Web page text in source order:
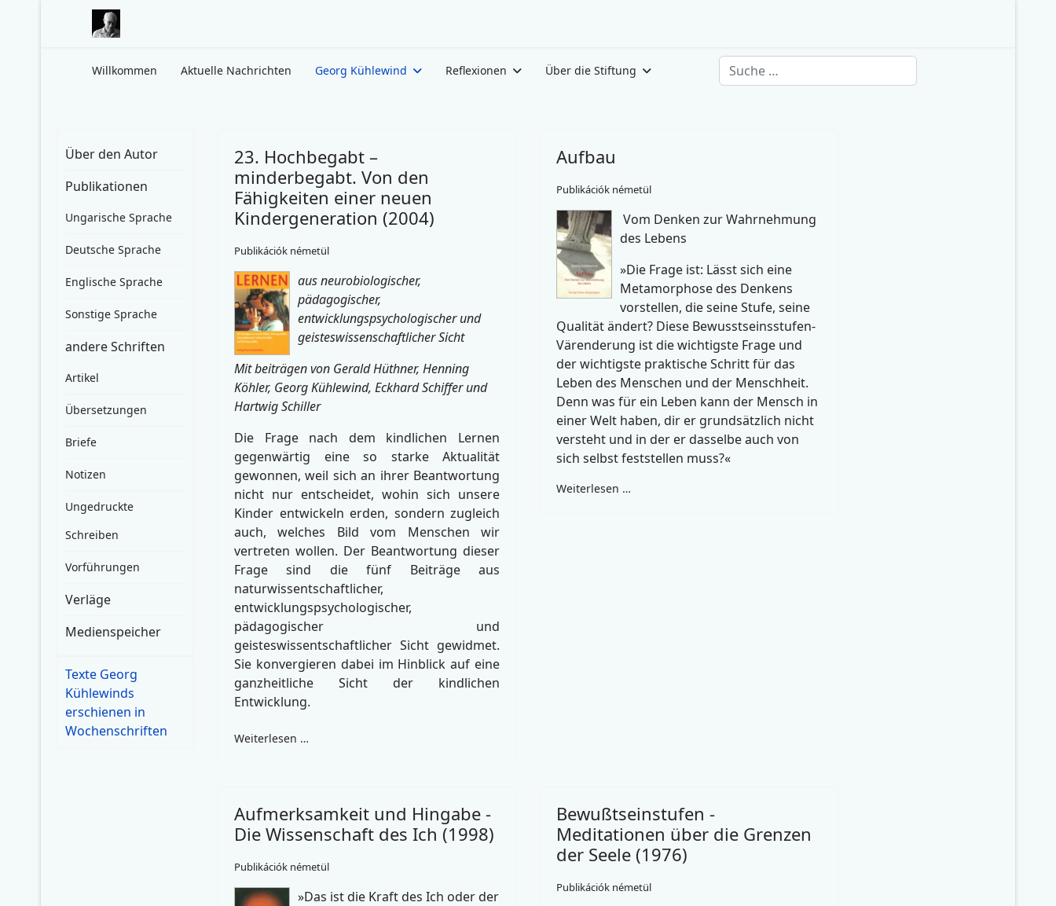
Willkommen Aktuelle Nachrichten Georg Kühlewind Reflexionen Über die Stiftung Suchen
Über den Autor
Publikationen
Ungarische Sprache
Deutsche Sprache
Englische Sprache
Sonstige Sprache
andere Schriften
Artikel
Übersetzungen
Briefe
Notizen
Ungedruckte
Schreiben
Vorführungen
Verläge
Medienspeicher
Texte Georg
Kühlewinds
erschienen in
Wochenschriften
23. Hochbegabt –
minderbegabt. Von den
Fähigkeiten einer neuen
Kindergeneration (2004)
Publikációk németül
aus neurobiologischer,
pädagogischer,
entwicklungspsychologischer und
geisteswissenschaftlicher Sicht
Mit beiträgen von Gerald Hüthner, Henning
Köhler, Georg Kühlewind, Eckhard Schiffer und
Hartwig Schiller
Die Frage nach dem kindlichen Lernen
gegenwärtig eine so starke Aktualität
gewonnen, weil sich an ihrer Beantwortung
nicht nur entscheidet, wohin sich unsere
Kinder entwickeln erden, sondern zugleich
auch, welches Bild vom Menschen wir
vertreten wollen. Der Beantwortung dieser
Frage sind die fünf Beiträge aus
naturwissentschaftlicher,
entwicklungspsychologischer,
pädagogischer und
geisteswissentschaftlicher Sicht gewidmet.
Sie konvergieren dabei im Hinblick auf eine
ganzheitliche Sicht der kindlichen
Entwicklung.
Weiterlesen …
Aufbau
Publikációk németül
Vom Denken zur Wahrnehmung
des Lebens
»Die Frage ist: Lässt sich eine
Metamorphose des Denkens
vorstellen, die seine Stufe, seine
Qualität ändert? Diese Bewusstseinsstufen-
Värenderung ist die wichtigste Frage und
der wichtigste praktische Schritt für das
Leben des Menschen und der Menschheit.
Denn was für ein Leben kann der Mensch in
einer Welt haben, dir er grundsätzlich nicht
versteht und in der er dasselbe auch von
sich selbst feststellen muss?«
Weiterlesen …
Aufmerksamkeit und Hingabe -
Die Wissenschaft des Ich (1998)
Publikációk németül
»Das ist die Kraft des Ich oder der
Bewußtseinstufen -
Meditationen über die Grenzen
der Seele (1976)
Publikációk németül